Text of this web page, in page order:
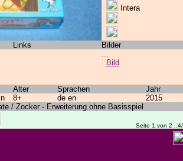
Intera
Links
Bilder
...
Bild
Alter Sprachen
Jahr
8+ de en
2015
/ Zocker - Erweiterung ohne Basisspiel
Seite 1 von 2